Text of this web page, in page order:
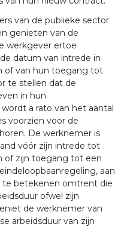
van de publieke sector
genieten van de
werkgever ertoe
datum van intrede in
of van hun toegang tot
te stellen dat de
in hun
a rato van het aantal
voorzien voor de
De werknemer is
vóór zijn intrede tot
of zijn toegang tot een
aan
te betekenen omtrent die
ofwel zijn
de werknemer van
arbeidsduur van zijn